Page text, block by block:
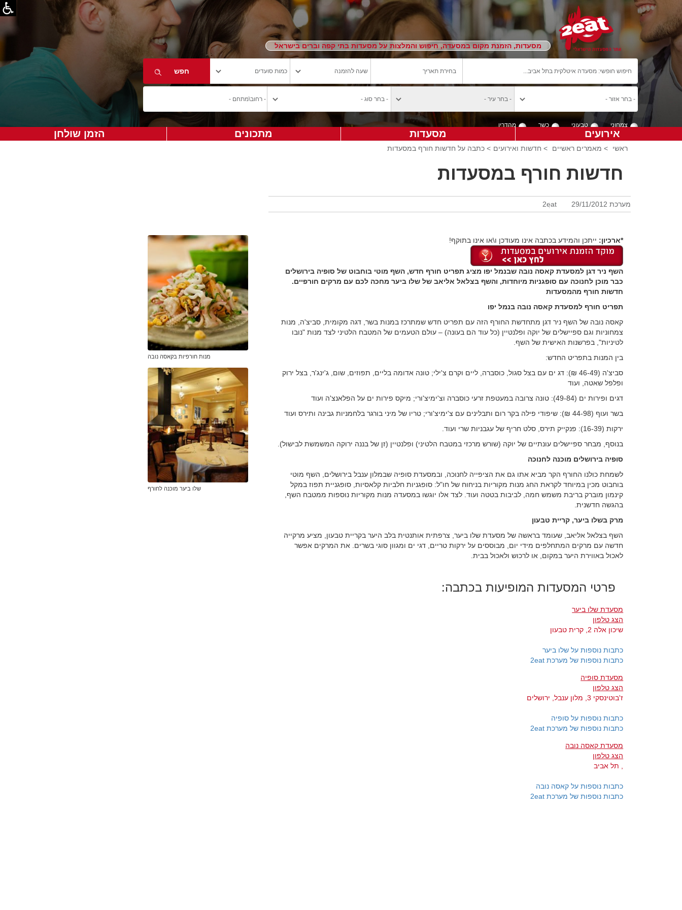
מסעדות, הזמנת מקום במסעדה, חיפוש והמלצות על מסעדות בתי קפה וברים בישראל
צמחוני טבעוני כשר מהדרין
אירועים מסעדות מתכונים הזמן שולחן
ראשי > מאמרים ראשיים > חדשות ואירועים > כתבה על חדשות חורף במסעדות
חדשות חורף במסעדות
מערכת 2eat 29/11/2012
*ארכיון: ייתכן והמידע בכתבה אינו מעודכן ו\או אינו בתוקף!
השף ניר דגן למסעדת קאסה נובה שבנמל יפו מציג תפריט חורף חדש, השף מוטי בוחבוט של סופיה בירושלים
כבר מוכן לחנוכה עם סופגניות מיוחדות, והשף בצלאל אליאב של שלו ביער מחכה לכם עם מרקים חורפיים.
חדשות חורף מהמסעדות
תפריט חורף למסעדת קאסה נובה בנמל יפו
קאסה נובה של השף ניר דגן מתחדשת החורף הזה עם תפריט חדש שמתרכז במנות בשר, דגה מקומית, סביצ'ה, מנות
צמחוניות וגם ספיישלים של יוקה ופלנטיין (כל עוד הם בעונה) – עולם הטעמים של המטבח הלטיני לצד מנות "נובו
לטיניות", בפרשנות האישית של השף.
בין המנות בתפריט החדש:
סביצ'ה (46-49 ₪): דג ים עם בצל סגול, כוסברה, ליים וקרם צ'ילי; טונה אדומה בליים, תפוזים, שום, ג'ינג'ר, בצל ירוק
ופלפל שאטה, ועוד
דגים ופירות ים (49-84): טונה צרובה במעטפת זרעי כוסברה וצ'ימיצ'ורי; מיקס פירות ים על הפלאנצ'ה ועוד
בשר ועוף (44-98 ₪): שיפודי פילה בקר רום ותבלינים עם צ'ימיצ'ורי; טריו של מיני בורגר בלחמניות גבינה ותירס ועוד
ירקות (16-39): פנקייק תירס, סלט חריף של עגבניות שרי ועוד.
בנוסף, מבחר ספיישלים עונתיים של יוקה (שורש מרכזי במטבח הלטיני) ופלנטיין (זן של בננה ירוקה המשמשת לבישול).
סופיה בירושלים מוכנה לחנוכה
לשמחת כולנו החורף הקר מביא אתו גם את הציפייה לחנוכה, ובמסעדת סופיה שבמלון ענבל בירושלים, השף מוטי
בוחבוט מכין במיוחד לקראת החג מנות מקוריות בניחוח של חו"ל: סופגניות חלביות קלאסיות, סופגניית תפוז במקל
קינמון מוברק בריבת משמש חמה, לביבות בטטה ועוד. לצד אלו יוגשו במסעדה מנות מקוריות נוספות ממטבח השף,
בהגשה חדשנית.
מרק בשלו ביער, קריית טבעון
השף בצלאל אליאב, שעומד בראשה של מסעדת שלו ביער, צרפתית אותנטית בלב היער בקריית טבעון, מציע מרקייה
חדשה עם מרקים המתחלפים מידי יום, מבוססים על ירקות טריים, דגי ים ומגוון סוגי בשרים. את המרקים אפשר
לאכול באווירת היער במקום, או לרכוש ולאכול בבית.
מנות חורפיות בקאסה נובה
שלו ביער מוכנה לחורף
פרטי המסעדות המופיעות בכתבה:
מסעדת שלו ביער
הצג טלפון
שיכון אלה 2, קרית טבעון
כתבות נוספות על שלו ביער
כתבות נוספות של מערכת 2eat
מסעדת סופיה
הצג טלפון
ז'בוטינסקי 3, מלון ענבל, ירושלים
כתבות נוספות על סופיה
כתבות נוספות של מערכת 2eat
מסעדת קאסה נובה
הצג טלפון
, תל אביב
כתבות נוספות על קאסה נובה
כתבות נוספות של מערכת 2eat